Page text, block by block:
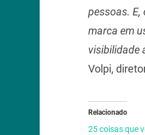
pessoas. E,
marca em
visibilidade
Volpi,
Relacionado
25 coisas que